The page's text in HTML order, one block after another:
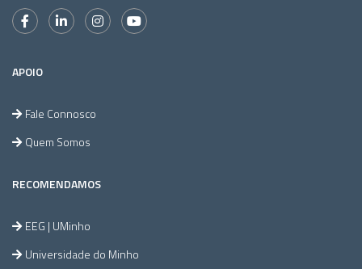
APOIO
Fale Connosco
Quem Somos
RECOMENDAMOS
EEG | UMinho
Universidade do Minho